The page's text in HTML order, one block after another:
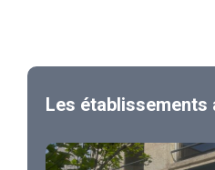
Les établissements